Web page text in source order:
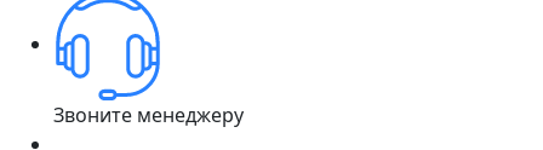
Звоните менеджеру